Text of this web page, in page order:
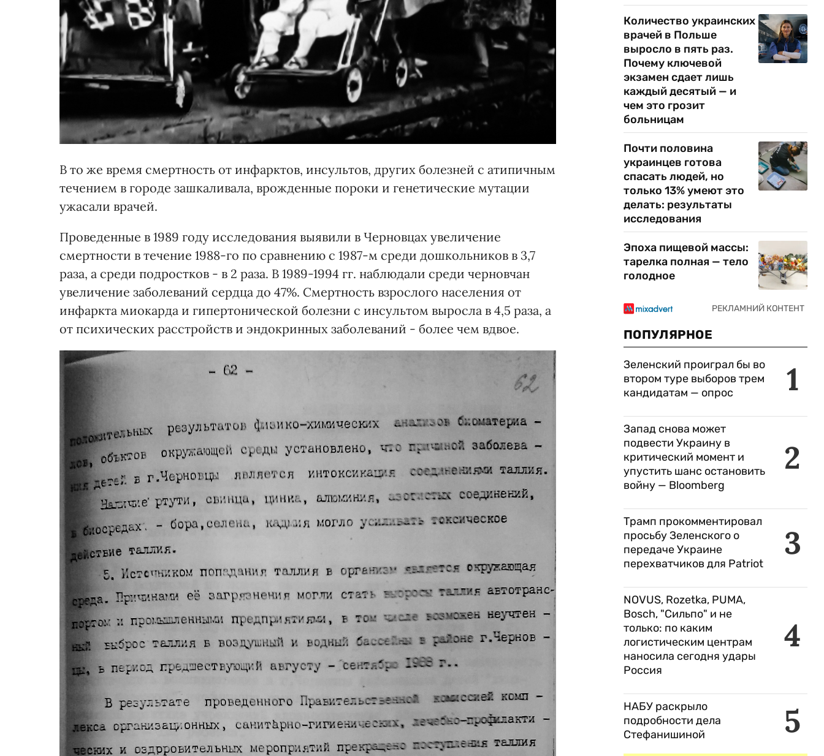
В то же время смертность от инфарктов, инсультов, других болезней с атипичным
течением в городе зашкаливала, врожденные пороки и генетические мутации
ужасали врачей.
Проведенные в 1989 году исследования выявили в Черновцах увеличение
смертности в течение 1988-го по сравнению с 1987-м среди дошкольников в 3,7
раза, а среди подростков - в 2 раза. В 1989-1994 гг. наблюдали среди черновчан
увеличение заболеваний сердца до 47%. Смертность взрослого населения от
инфаркта миокарда и гипертонической болезни с инсультом выросла в 4,5 раза, а
от психических расстройств и эндокринных заболеваний - более чем вдвое.
Количество украинских
врачей в Польше
выросло в пять раз.
Почему ключевой
экзамен сдает лишь
каждый десятый — и
чем это грозит
больницам
Почти половина
украинцев готова
спасать людей, но
только 13% умеют это
делать: результаты
исследования
Эпоха пищевой массы:
тарелка полная — тело
голодное
ПОПУЛЯРНОЕ
1
Зеленский проиграл бы во
втором туре выборов трем
кандидатам — опрос
2
Запад снова может
подвести Украину в
критический момент и
упустить шанс остановить
войну — Bloomberg
3
Трамп прокомментировал
просьбу Зеленского о
передаче Украине
перехватчиков для Patriot
4
NOVUS, Rozetka, PUMA,
Bosch, "Сильпо" и не
только: по каким
логистическим центрам
наносила сегодня удары
Россия
5
НАБУ раскрыло
подробности дела
Стефанишиной